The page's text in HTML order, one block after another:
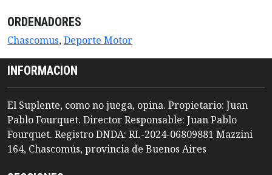
ORDENADORES
Chascomus,Deporte Motor
INFORMACION
El Suplente, como no juega, opina. Propietario: Juan
Pablo Fourquet. Director Responsable: Juan Pablo
Fourquet. Registro DNDA: RL-2024-06809881 Mazzini
164, Chascomús, provincia de Buenos Aires